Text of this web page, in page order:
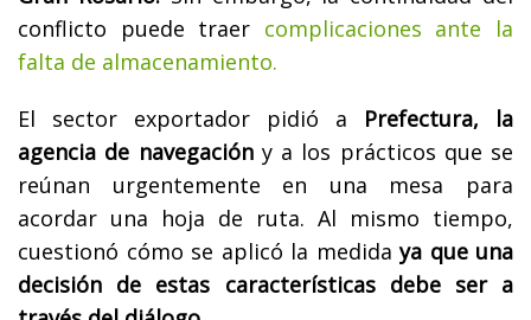
conflicto puede traer complicaciones ante la
falta de almacenamiento.
El sector exportador pidió a Prefectura, la
agencia de navegacióny a los prácticos que se
reúnan urgentemente en una mesa para
acordar una hoja de ruta. Al mismo tiempo,
cuestionó cómo se aplicó la medida ya que una
decisión de estas características debe ser a